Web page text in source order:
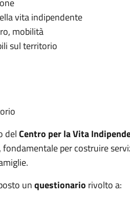
vita indipendente
mobilità
sul territorio
delCentro per la Vita
, fondamentale per costruire
unquestionario rivolto a: